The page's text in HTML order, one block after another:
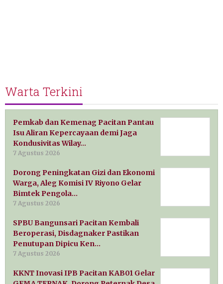
Warta Terkini
Pemkab dan Kemenag Pacitan Pantau
Isu Aliran Kepercayaan demi Jaga
Kondusivitas Wilay…
7 Agustus 2026
Dorong Peningkatan Gizi dan Ekonomi
Warga, Aleg Komisi IV Riyono Gelar
Bimtek Pengola…
7 Agustus 2026
SPBU Bangunsari Pacitan Kembali
Beroperasi, Disdagnaker Pastikan
Penutupan Dipicu Ken…
7 Agustus 2026
KKNT Inovasi IPB Pacitan KAB01 Gelar